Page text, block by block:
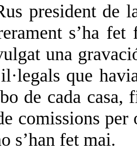
president de
s’ha
una
que
de cada
comissions per
s’han fet mai.